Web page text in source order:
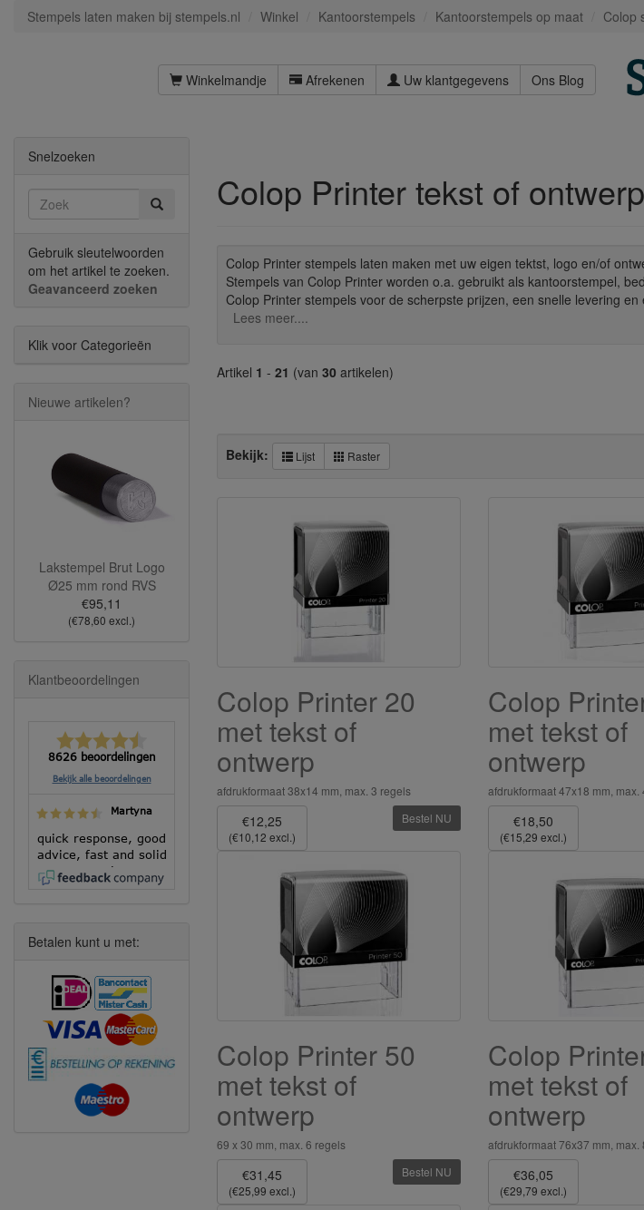
Stempels laten maken bij stempels.nl Winkel Kantoorstempels Kantoorstempels op maat Colop
Winkelmandje Afrekenen Uw klantgegevens Ons Blog
Colop Printer tekst of ontwerp
Colop Printer stempels laten maken met uw eigen tektst, logo en/of
Stempels van Colop Printer worden o.a. gebruikt als kantoorstempel,
Colop Printer stempels voor de scherpste prijzen, een snelle levering
Lees meer....
Artikel 1 - 21 (van 30 artikelen)
Bekijk: Lijst Raster
Colop Printer 20
met tekst of
ontwerp
afdrukformaat 38x14 mm, max. 3 regels
€12,25
(€10,12 excl.)
Bestel NU
Colop
met tekst of
ontwerp
afdrukformaat 47x18 mm, max.
€18,50
(€15,29 excl.)
Colop Printer 50
met tekst of
ontwerp
69 x 30 mm, max. 6 regels
€31,45
(€25,99 excl.)
Bestel NU
Colop
met tekst of
ontwerp
afdrukformaat 76x37 mm, max.
€36,05
(€29,79 excl.)
Snelzoeken
Gebruik sleutelwoorden
om het artikel te zoeken.
Geavanceerd zoeken
Klik voor Categorieën
Nieuwe artikelen?
Lakstempel Brut Logo
Ø25 mm rond RVS
€95,11
(€78,60 excl.)
Klantbeoordelingen
8626 beoordelingen
Bekijk alle beoordelingen
Martyna
quick response, good
advice, fast and solid
execution!
Betalen kunt u met: